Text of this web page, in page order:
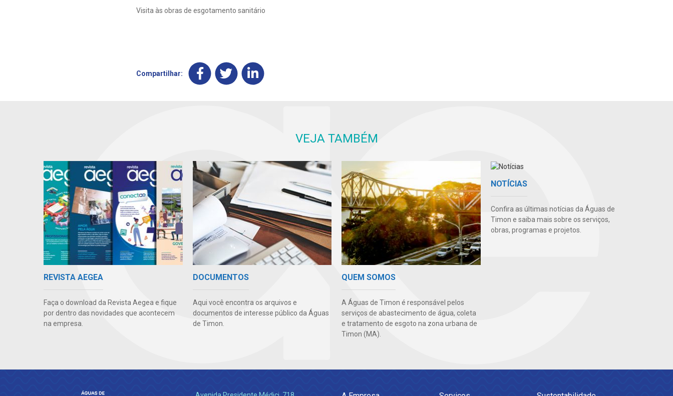
Visita às obras de esgotamento sanitário
Compartilhar:
VEJA TAMBÉM
REVISTA AEGEA
Faça o download da Revista Aegea e fique
por dentro das novidades que acontecem
na empresa.
DOCUMENTOS
Aqui você encontra os arquivos e
documentos de interesse público da Águas
de Timon.
QUEM SOMOS
A Águas de Timon é responsável pelos
serviços de abastecimento de água, coleta
e tratamento de esgoto na zona urbana de
Timon (MA).
NOTÍCIAS
Confira as últimas notícias da Águas de
Timon e saiba mais sobre os serviços,
obras, programas e projetos.